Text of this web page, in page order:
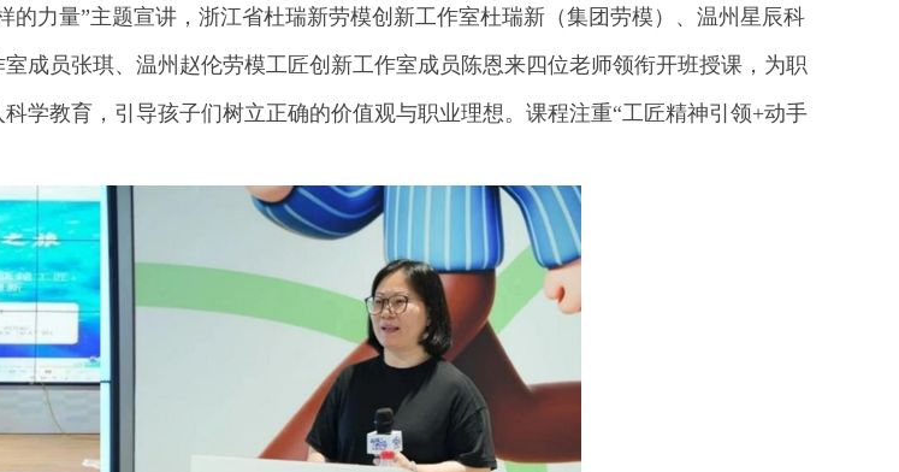
力量”主题宣讲，浙江省杜瑞新劳模创新工作室杜瑞新（集团劳模）、温州星辰科
成员张琪、温州赵伦劳模工匠创新工作室成员陈恩来四位老师领衔开班授课，为职
学教育，引导孩子们树立正确的价值观与职业理想。课程注重“工匠精神引领+动手